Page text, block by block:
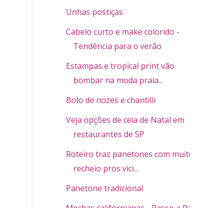
Unhas postiças
Cabelo curto e make colorido -
Tendência para o verão
Estampas e tropical print vão
bombar na moda praia...
Bolo de nozes e chantilli
Veja opções de ceia de Natal em
restaurantes de SP
Roteiro traz panetones com muito
recheio pros vici...
Panetone tradicional